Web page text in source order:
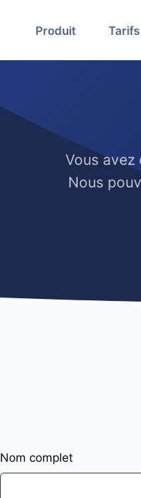
Produit Tarifs
Vous
Nous
Nom complet